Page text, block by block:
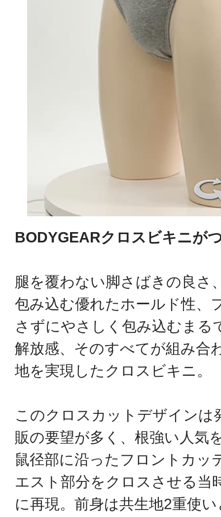
BODYGEARクロスビキニが
腿を覆わない脚さばきの良さ
包み込む優れたホールド性、
さずにやさしく包み込むまる
解放感、そのすべてが組み合
地を実現したクロスビキニ。
このクロスカットデザインは
販の要望が多く、根強い人気
鼠径部に沿ったフロントカッ
エスト部分をクロスさせる当
に再現。前身は共生地2重使